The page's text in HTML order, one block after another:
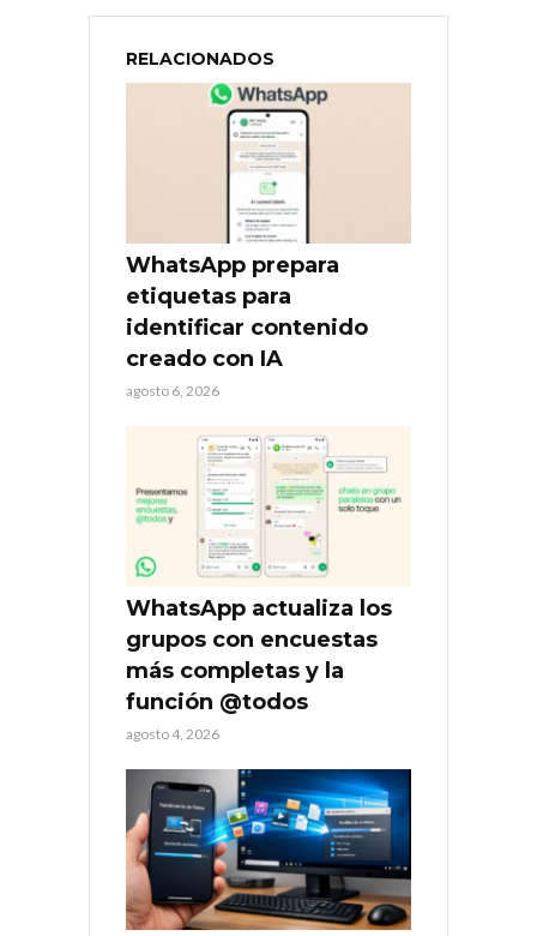
RELACIONADOS
WhatsApp prepara
etiquetas para
identificar contenido
creado con IA
agosto 6, 2026
WhatsApp actualiza los
grupos con encuestas
más completas y la
función @todos
agosto 4, 2026